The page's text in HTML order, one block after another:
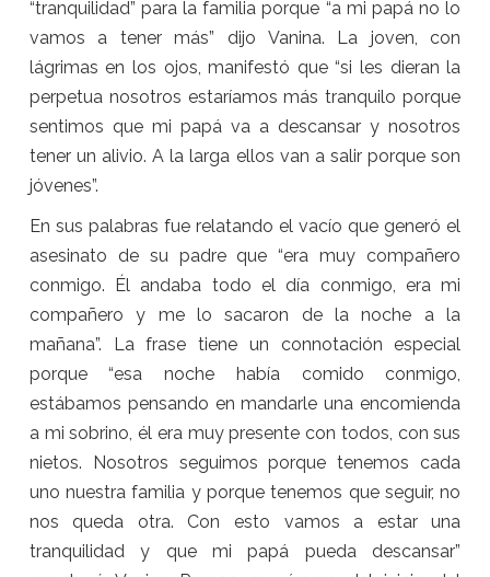
“tranquilidad” para la familia porque “a mi papá no lo
vamos a tener más” dijo Vanina. La joven, con
lágrimas en los ojos, manifestó que “si les dieran la
perpetua nosotros estaríamos más tranquilo porque
sentimos que mi papá va a descansar y nosotros
tener un alivio. A la larga ellos van a salir porque son
jóvenes”.
En sus palabras fue relatando el vacío que generó el
asesinato de su padre que “era muy compañero
conmigo. Él andaba todo el día conmigo, era mi
compañero y me lo sacaron de la noche a la
mañana”. La frase tiene un connotación especial
porque “esa noche había comido conmigo,
estábamos pensando en mandarle una encomienda
a mi sobrino, él era muy presente con todos, con sus
nietos. Nosotros seguimos porque tenemos cada
uno nuestra familia y porque tenemos que seguir, no
nos queda otra. Con esto vamos a estar una
tranquilidad y que mi papá pueda descansar”